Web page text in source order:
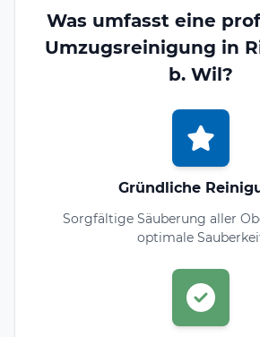
Was umfasst eine
Umzugsreinigung in
b. Wil?
Gründliche
Sorgfältige Säuberung aller
optimale